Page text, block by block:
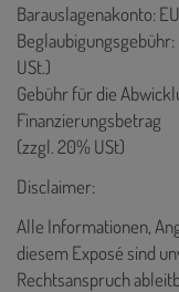
Barauslagenakonto:
USt.)
Gebühr für die
Finanzierungsbetrag
(zzgl. 20% USt)
Disclaimer:
Alle Informationen,
diesem Exposé sind
Rechtsanspruch